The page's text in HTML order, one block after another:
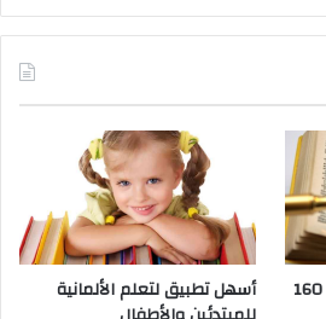
أسهل تطبيق لتعلّم أكثر من 160
أسهل تطبيق لتعلم الألمانية